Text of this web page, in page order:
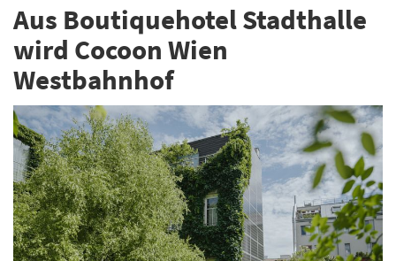
Aus Boutiquehotel Stadthalle
wird Cocoon Wien
Westbahnhof